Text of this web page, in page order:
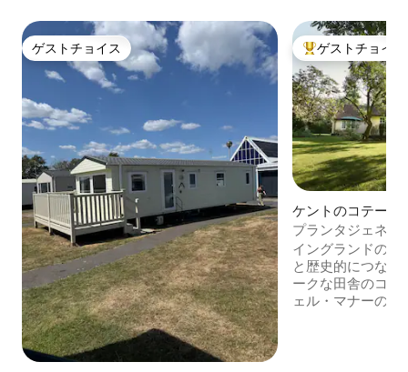
ゲストチョイス
ゲストチョイス 大好評のゲスト
ゲストチョイス
ケントのコテージ
プランタジェネッ
あるカントリーコ
イングランドのプ
と歴史的につなが
ークな田舎のコテ
ェル・マナーの敷